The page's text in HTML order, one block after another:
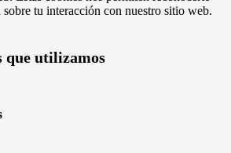
tu interacción con nuestro sitio web.
que utilizamos